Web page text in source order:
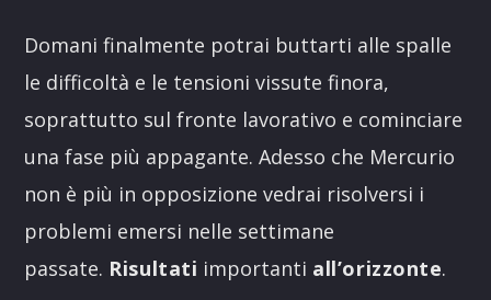
Domani finalmente potrai buttarti alle spalle
le difficoltà e le tensioni vissute finora,
soprattutto sul fronte lavorativo e cominciare
una fase più appagante. Adesso che Mercurio
non è più in opposizione vedrai risolversi i
problemi emersi nelle settimane
passate. Risultati importanti all’orizzonte.